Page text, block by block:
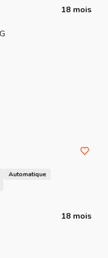
18 mois
Automatique
18 mois